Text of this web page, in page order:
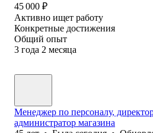
45 000 ₽
Активно ищет работу
Конкретные достижения
Общий опыт
3 года 2 месяца
Менеджер по персоналу,
администратор магазина